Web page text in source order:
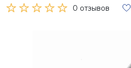
0 отзывов